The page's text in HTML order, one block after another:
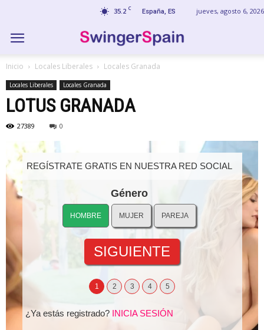
35.2 C España, ES jueves, agosto 6, 2026
Inicio Locales Liberales Locales Granada
Locales Liberales Locales Granada
LOTUS GRANADA
27389 0
REGÍSTRATE GRATIS EN NUESTRA RED SOCIAL
Género
HOMBRE MUJER PAREJA
1 2 3 4 5
¿Ya estás registrado? INICIA SESIÓN